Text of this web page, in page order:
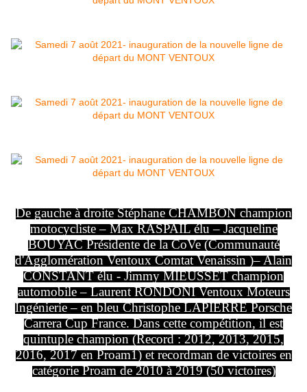
De gauche à droite Stéphane CHAMBON champion
motocycliste – Max RASPAIL élu – Jacqueline
BOUYAC Présidente de la CoVe (Communauté
d'Agglomération Ventoux Comtat Venaissin )– Alain
CONSTANT élu - Jimmy MIEUSSET champion
automobile – Laurent RONDONI Ventoux Moteurs
Ingénierie – en bleu Christophe LAPIERRE Porsche
Carrera Cup France. Dans cette compétition, il est
quintuple champion (Record : 2012, 2013, 2015,
2016, 2017 en Proam1) et recordman de victoires en
catégorie Proam de 2010 à 2019 (50 victoires)